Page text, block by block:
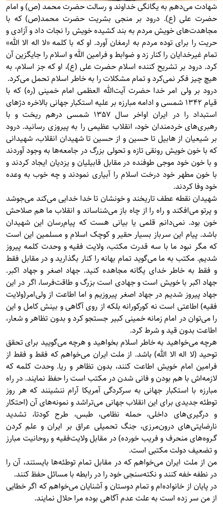
شهادت می‌دهم به يگانگی خداوند و رسالت حضرت محمد (ص) و امام
حضرت علی (ع). درود بر منجی بشريت حضرت محمد(ص) كه با
مجاهدت‌های خويش مردم به بند كشيده خويش را نجات داد و آزادی و
حريت را برای توده مردم به ارمغان آورد. او كه با كلمه «لا اله الا الله»
تمام غيرخدايان را كنار زد و ضوابط و فرامين الله و اسلام را جايگزين آن
كرد. درود بر تشريح كننده اسلام حضرت علی (ع)، او كه جز اسلام، به
هيچ چيز فكر نمی‌كرد و تمام مشكلات را به خاطر اسلام تحمل می‌كرد.
درود بر ولی امر خدا حضرت آيت‌الله العظمی امام خمينی (ره) كه با
قيام 1342 شمسی و ادامه مبارزه بر عليه استكبار جهانی بالاخره دژهای
استبداد را در ايران اواخر سال 1357 شمسی درهم ريخت و با
رهبری‌های خردمندان خود، انقلاب عظيمی را به پيروزی رسانيد. درود
بر شيعيان از هابيل تا حسين و از حسين تا شهيدان انقلاب، شهيدانی
كه با خون خويش رونقی تازه و تحولی بزرگ در جامعه‌ها به وجود آوردند
و با خون خود موجی طوفنده در مقابل قابيليان و يزديان ايجاد كردند و
با خون مطهر خود درخت اسلام را آبياری نمودند و چه خوب به وعده
خود وفا كردند.
شهيدان نقطه عطف تاريخند و خونشان تا خدا خدايی می‌كند می‌جوشد
و پرتو می‌افكند و راه را از چاه باز می‌شناساند و انقلاب ما هم صلاحش
خون بود. نمی‌دانم قلمی يا بيانی هست كه پيام‌رسان اين شهيدان
باشد. پيام اين سرباز بسيار حقير و كوچک اسلام و مسلمين اين است
كه مگر نبود ما با سه قدرت مكتب، ولايت فقيه و وحدت كلمه پیروز
شدیم. مكتب به ما می‌گويد تمام بهانه را كنار بگذاريد و در مقابل فقط
و فقط به خاطر خدای يگانه مجاهده كنيد. جهاد اصغر و جهاد اكبر.
جهاد اكبر با خويش است و جهادی است بزرگ و طاقت‌فرسا، اگر در اين
جهاد پيروز شديم در جهاد اصغر پيروزيم و اما اطاعت از ولی‌امر(ولايت
فقيه) اطاعتی است نه كوركورانه بلكه از روی آگاهی و بينش كامل و اين
را می‌توان در امام زمانه خمينی كبير جستجو كرد و بدون تظاهر و شعار،
اطاعت بدون قيد و شرط كرد.
هرچه می‌خواهید به خاطر اسلام بخواهید و هرچه می‌گويید برای تحقق
توحيد (لا اله الا الله) باشد. از ملت ايران می‌خواهم كه فقط و فقط از
فرامين امام خويش اطاعت كنند، بدون تظاهر و ريا. وحدت كلمه كه
لازمه‌اش با هم بودن و فانی شدن در مكتب است را حفظ نمايند. در راه
مبارزه با استكبار جهانی به سركردگی آمريكا آرام ننشینند که هر روز
توطئه جديدی برای اين انقلاب جهانی می‌تراشد و نمونه‌های آن (احتكار
و درگيری‌های داخلی، حمله نظامی، طبس، طرح كودتا، تشديد
نارضايتی‌های درون‌مرزی، جنگ تحميلی عراق بر ايران و علم كردن
گـروه‌های منحرف و فريب خورده) در مقابل ولايت‌فقيه و روحانيت مبارز
و تضعيف دولت مكتبی است.
من از ملت ايران می‌خواهم كه در مقابل تمام توطئه‌ها بايستند، آن را
در نطفه خفه كنند و نكته‌سنجی خود را در رابطه با مسائل حفظ كنند.
در پايان از خانواده‌ام و تمام دوستان و آشنايان می‌خواهم كه اگر خطایی
از من سر زده است به علت عدم آگاهی بوده مرا حلال نمايند.